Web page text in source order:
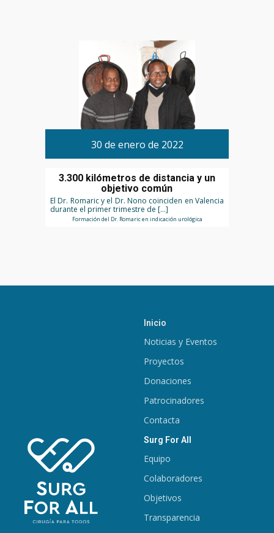
30 de enero de 2022
3.300 kilómetros de distancia y un
objetivo común
El Dr. Romaric y el Dr. Nono coinciden en Valencia
durante el primer trimestre de […]
Formación del Dr. Romaric en indicación urológica
Inicio
Noticias y Eventos
Proyectos
Donaciones
Patrocinadores
Contacta
Surg For All
Equipo
Colaboradores
Objetivos
Transparencia